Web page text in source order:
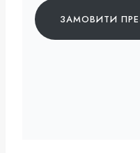
ЗАМОВИТИ